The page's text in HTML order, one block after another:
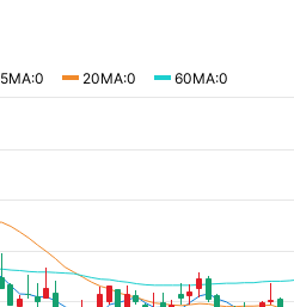
5MA:0 20MA:0 60MA:0